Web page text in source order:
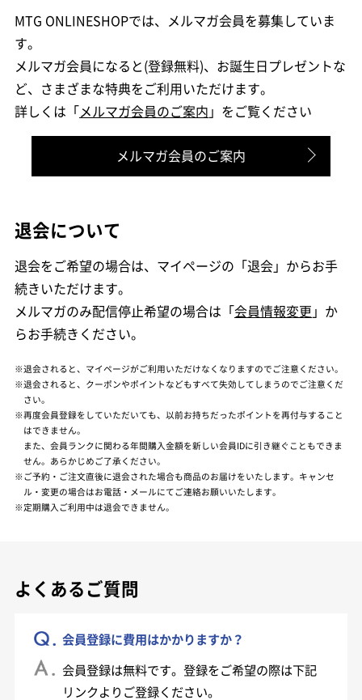
MTG ONLINESHOPでは、メルマガ会員を募集していま
す。
メルマガ会員になると(登録無料)、お誕生日プレゼントな
ど、さまざまな特典をご利用いただけます。
詳しくは「メルマガ会員のご案内 」をご覧ください
メルマガ会員のご案内
退会について
退会をご希望の場合は、マイページの「退会」からお手
続きいただけます。
メルマガのみ配信停止希望の場合は「 会員情報変更 」か
らお手続きください。
※退会されると、マイページがご利用いただけなくなりますのでご注意ください。
※退会されると、クーポンやポイントなどもすべて失効してしまうのでご注意くだ
さい。
※再度会員登録をしていただいても、以前お持ちだったポイントを再付与すること
はできません。
また、会員ランクに関わる年間購入金額を新しい会員IDに引き継ぐこともできま
せん。あらかじめご了承ください。
※ご予約・ご注文直後に退会された場合も商品のお届けをいたします。キャンセ
ル・変更の場合はお電話・メールにてご連絡お願いいたします。
※定期購入ご利用中は退会できません。
よくあるご質問
会員登録に費用はかかりますか？
会員登録は無料です。登録をご希望の際は下記
リンクよりご登録ください。